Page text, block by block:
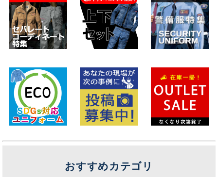
おすすめカテゴリ